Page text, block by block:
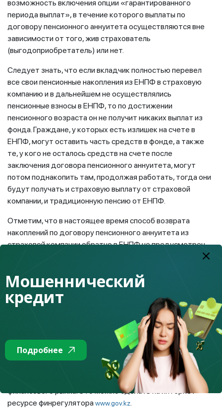
возможность включения опции «гарантированного
периода выплат», в течение которого выплаты по
договору пенсионного аннуитета осуществляются вне
зависимости от того, жив страхователь
(выгодоприобретатель) или нет.
Следует знать, что если вкладчик полностью перевел
все свои пенсионные накопления из ЕНПФ в страховую
компанию и в дальнейшем не осуществлялись
пенсионные взносы в ЕНПФ, то по достижении
пенсионного возраста он не получит никаких выплат из
фонда. Граждане, у которых есть излишек на счете в
ЕНПФ, могут оставить часть средств в фонде, а также
те, у кого не осталось средств на счете после
заключения договора пенсионного аннуитета, могут
потом поднакопить там, продолжая работать, тогда они
будут получать и страховую выплату от страховой
компании, и традиционную пенсию от ЕНПФ.
Отметим, что в настоящее время способ возврата
накоплений по договору пенсионного аннуитета из
страховой компании обратно в ЕНПФ не предусмотрен
Как происходит процесс оформления
пенсионного аннуитета?
Зная теперь все вышеперечисленные нюансы, вы решили
оформить договор пенсионного аннуитета. Для начала
нужно выбрать своего страховщика. Внимательно
изучите сайты компаний по страхованию жизни,
предлагающих данную услугу, проанализируйте отзывы
других покупателей, проверьте у страховщика наличие
лицензии Агентства РК по регулированию и развитию
финансового рынка. Это можно сделать на интернет-
ресурсе финрегулятора www.gov.kz.
Мошеннический
кредит
Подробнее